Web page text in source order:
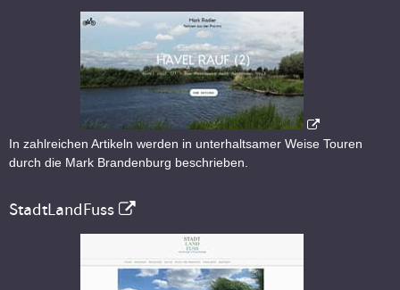
In zahlreichen Artikeln werden in unterhaltsamer Weise Touren
durch die Mark Brandenburg beschrieben.
StadtLandFuss